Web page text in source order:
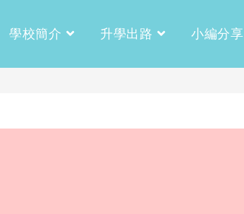
學校簡介 升學出路 小編分享